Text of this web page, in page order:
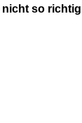
nicht so